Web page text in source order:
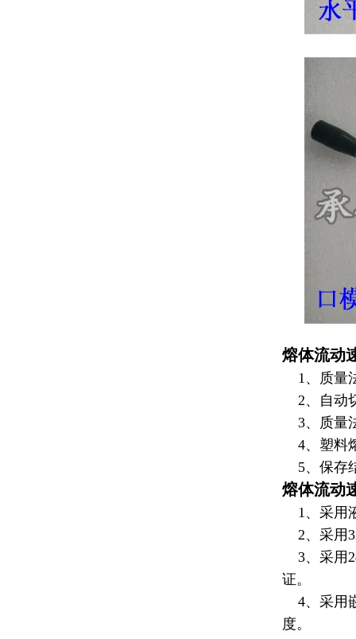
熔体流动
1、质量
2、自动
3、质量
4、 塑料
5、保存
熔体流动
1、采用
2、采用
3、采用
证。
4、采用
度。